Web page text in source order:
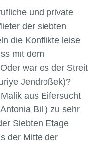
und private
der siebten
die Konflikte leise
mit dem
war es der Streit
Jendroßek)?
aus Eifersucht
Bill) zu sehr
Siebten Etage
der Mitte der